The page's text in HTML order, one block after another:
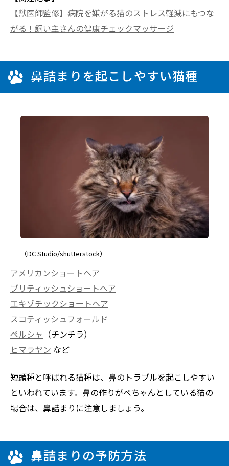
【獣医師監修】病院を嫌がる猫のストレス軽減にもつな
がる！飼い主さんの健康チェックマッサージ
鼻詰まりを起こしやすい猫種
（DC Studio/shutterstock）
アメリカンショートヘア
ブリティッシュショートヘア
エキゾチックショートヘア
スコティッシュフォールド
ペルシャ （チンチラ）
ヒマラヤン など
短頭種と呼ばれる猫種は、鼻のトラブルを起こしやすい
といわれています。鼻の作りがぺちゃんとしている猫の
場合は、鼻詰まりに注意しましょう。
鼻詰まりの予防方法